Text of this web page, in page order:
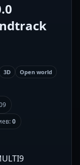
3D
Open world
0